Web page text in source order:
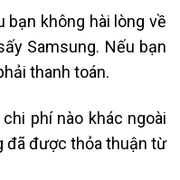
bạn không hài lòng về
Samsung. Nếu bạn
thanh toán.
phí nào khác ngoài
đã được thỏa thuận từ